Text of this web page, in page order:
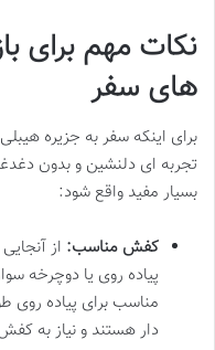
نکات مهم برای
های سفر
برای اینکه سفر به جزیره
تجربه ای دلنشین و بدون
بسیار مفید واقع شود:
کفش مناسب: از
پیاده روی یا دوچرخه
مناسب برای پیاده
دار هستند و نیاز به